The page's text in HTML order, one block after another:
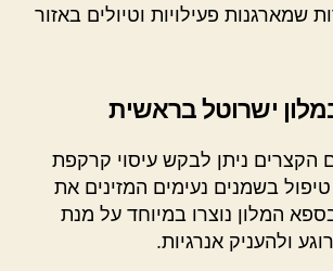
שמארגנות פעילויות וטיולים באזור
ישרוטל בראשית
הקצרים ניתן לבקש עיסוי קרקפת
בשמנים נעימים המזינים את
המלון נוצרו במיוחד על מנת
ולהעניק אנרגיות.